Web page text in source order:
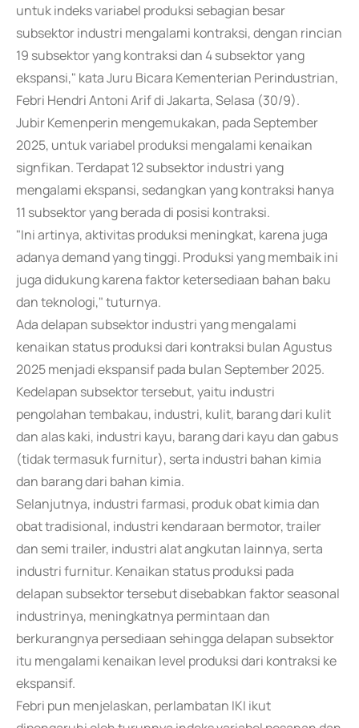
untuk indeks variabel produksi sebagian besar
subsektor industri mengalami kontraksi, dengan rincian
19 subsektor yang kontraksi dan 4 subsektor yang
ekspansi," kata Juru Bicara Kementerian Perindustrian,
Febri Hendri Antoni Arif di Jakarta, Selasa (30/9).
Jubir Kemenperin mengemukakan, pada September
2025, untuk variabel produksi mengalami kenaikan
signfikan. Terdapat 12 subsektor industri yang
mengalami ekspansi, sedangkan yang kontraksi hanya
11 subsektor yang berada di posisi kontraksi.
"Ini artinya, aktivitas produksi meningkat, karena juga
adanya demand yang tinggi. Produksi yang membaik ini
juga didukung karena faktor ketersediaan bahan baku
dan teknologi," tuturnya.
Ada delapan subsektor industri yang mengalami
kenaikan status produksi dari kontraksi bulan Agustus
2025 menjadi ekspansif pada bulan September 2025.
Kedelapan subsektor tersebut, yaitu industri
pengolahan tembakau, industri, kulit, barang dari kulit
dan alas kaki, industri kayu, barang dari kayu dan gabus
(tidak termasuk furnitur), serta industri bahan kimia
dan barang dari bahan kimia.
Selanjutnya, industri farmasi, produk obat kimia dan
obat tradisional, industri kendaraan bermotor, trailer
dan semi trailer, industri alat angkutan lainnya, serta
industri furnitur. Kenaikan status produksi pada
delapan subsektor tersebut disebabkan faktor seasonal
industrinya, meningkatnya permintaan dan
berkurangnya persediaan sehingga delapan subsektor
itu mengalami kenaikan level produksi dari kontraksi ke
ekspansif.
Febri pun menjelaskan, perlambatan IKI ikut